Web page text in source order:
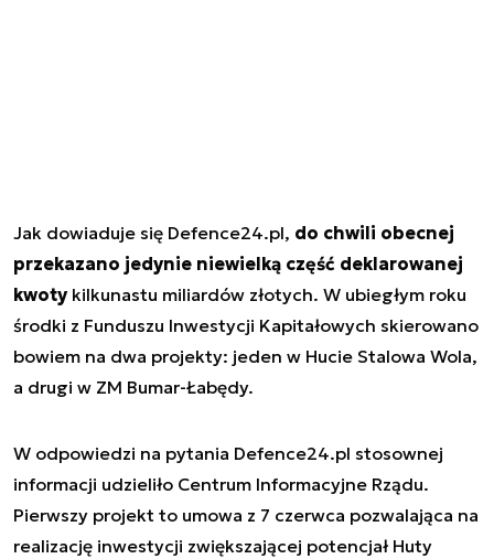
Jak dowiaduje się Defence24.pl, do chwili obecnej
przekazano jedynie niewielką część deklarowanej
kwotykilkunastu miliardów złotych. W ubiegłym roku
środki z Funduszu Inwestycji Kapitałowych skierowano
bowiem na dwa projekty: jeden w Hucie Stalowa Wola,
a drugi w ZM Bumar-Łabędy.
W odpowiedzi na pytania Defence24.pl stosownej
informacji udzieliło Centrum Informacyjne Rządu.
Pierwszy projekt to umowa z 7 czerwca pozwalająca na
realizację inwestycji zwiększającej potencjał Huty